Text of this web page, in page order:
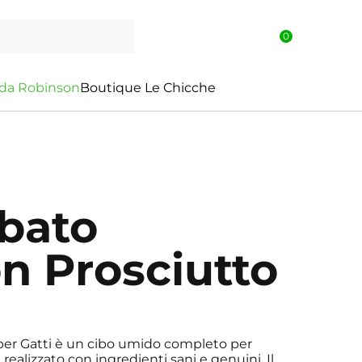
0
a RobinsonBoutique Le Chicche
Prosciutto
Gatti è un cibo umido completo per